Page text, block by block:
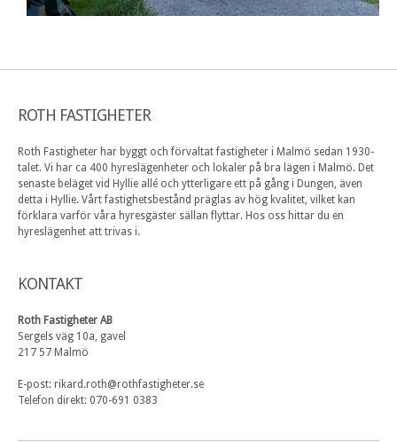
ROTH FASTIGHETER
Roth Fastigheter har byggt och förvaltat fastigheter i Malmö sedan 1930-
talet. Vi har ca 400 hyreslägenheter och lokaler på bra lägen i Malmö. Det
senaste beläget vid Hyllie allé och ytterligare ett på gång i Dungen, även
detta i Hyllie. Vårt fastighetsbestånd präglas av hög kvalitet, vilket kan
förklara varför våra hyresgäster sällan flyttar. Hos oss hittar du en
hyreslägenhet att trivas i.
KONTAKT
Roth Fastigheter AB
Sergels väg 10a, gavel
217 57 Malmö
E-post: rikard.roth@rothfastigheter.se
Telefon direkt: 070-691 0383